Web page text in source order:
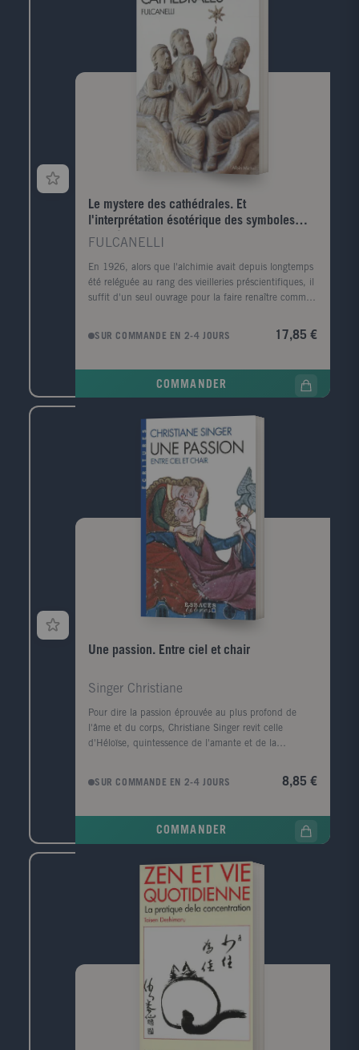
Le mystere des cathédrales. Et
l'interprétation ésotérique des symboles
hermétiques du Grand Oeuvre
FULCANELLI
En 1926, alors que l'alchimie avait depuis longtemps
été reléguée au rang des vieilleries préscientifiques, il
suffit d'un seul ouvrage pour la faire renaître comme
cathédrales, signé d'un certain Fulcanelli. Dans ce
texte unique en son genre, l'auteur se livre à une
grandes cathédrales de France, en particulier Notre-
extraordinairement convaincante, comment ce
langage pictural inscrit dans la pierre constitue en
réalité une initiation complète aux opérations
alchimiques les plus poussées. Ce livre est l'un des
très grands classiques de l'ésotérisme contemporain,
mais aussi un puissant témoignage de la richesse et
de la complexité de notre patrimoine culturel, du
Moyen Âge jusqu'au temps présent. Fulcanelli, d'une
manière ou d'une autre, est toujours vivant et son
enseignement nous interpelle, que l'on adhère ou
non à l'alchimie.
SUR COMMANDE EN 2-4 JOURS 17,85 €
COMMANDER
Une passion. Entre ciel et chair
Singer Christiane
Pour dire la passion éprouvée au plus profond de
l'âme et du corps, Christiane Singer revit celle
d'Héloïse, quintessence de l'amante et de la
cette exaltation unique du plaisir et de l'extase, un
SUR COMMANDE EN 2-4 JOURS 8,85 €
COMMANDER